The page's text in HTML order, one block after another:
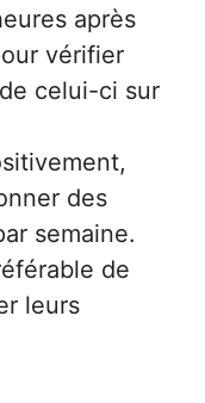
après
vérifier
celui-ci sur
des
semaine.
de
leurs